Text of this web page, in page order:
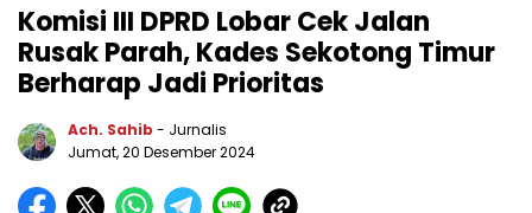
Komisi III DPRD Lobar Cek Jalan
Rusak Parah, Kades Sekotong Timur
Berharap Jadi Prioritas
Ach. Sahib - Jurnalis
Jumat, 20 Desember 2024